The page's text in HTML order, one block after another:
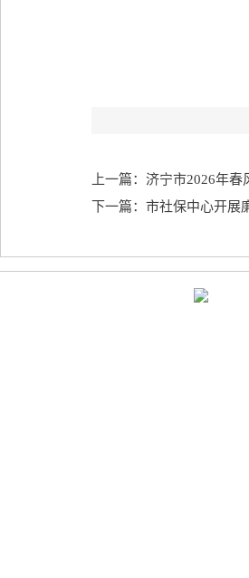
上一篇：济宁市2026年
下一篇：市社保中心开展